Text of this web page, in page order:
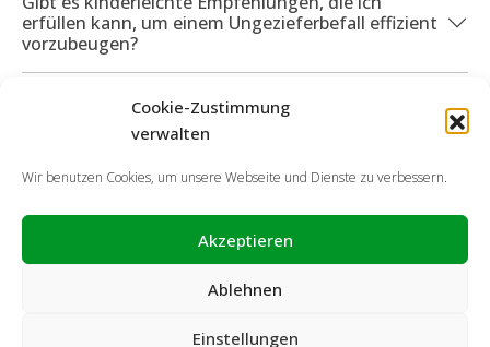
Cookie-Zustimmung
verwalten
Wir benutzen Cookies, um unsere Webseite und Dienste zu verbessern.
Akzeptieren
Ablehnen
Einstellungen
erfüllen kann, um einem Ungezieferbefall effizient
vorzubeugen?
Welche Servicedienstleistungen kann ich in
Anspruch nehmen, wenn durch die Schädlinge
Schädigungen entstanden sind?